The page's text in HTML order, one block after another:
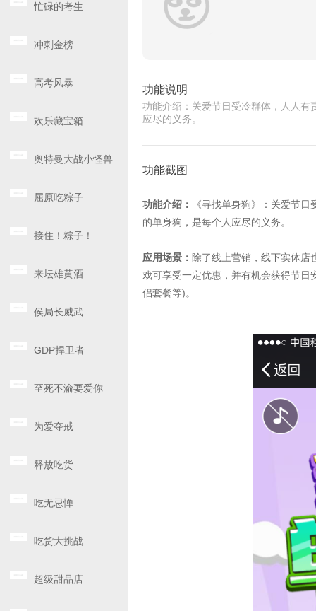
忙碌的考生
冲刺金榜
高考风暴
欢乐藏宝箱
奥特曼大战小怪兽
屈原吃粽子
接住！粽子！
来坛雄黄酒
侯局长威武
GDP捍卫者
至死不渝要爱你
为爱夺戒
释放吃货
吃无忌惮
吃货大挑战
超级甜品店
功能说明
功能介绍：关爱节日受冷群体，人人
应尽的义务。
功能截图
功能介绍：
《寻找单身狗》：关爱节
的单身狗，是每个人应尽的义务。
应用场景： 除了线上营销，线下实体店
戏可享受一定优惠，并有机会获得节
侣套餐等)。